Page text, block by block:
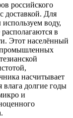
российского
доставкой. Для
воду,
в
Этот населённый
промышленных
насчитывает
влага долгие годы
и